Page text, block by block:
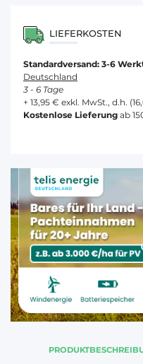
LIEFERKOSTEN
Standardversand: 3-6
Deutschland
3 - 6 Tage
+ 13,95 € exkl. MwSt., d.h.
Kostenlose Lieferung ab